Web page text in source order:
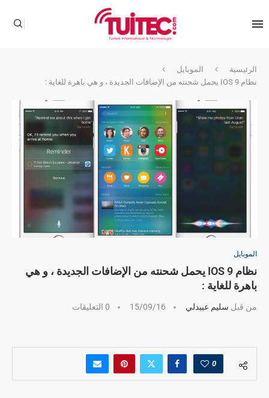
الرئيسية
الموبايل
نظام IOS 9 يحمل شحنته من الإضافات الجديدة ، و هي باهرة للغاية :
الموبايل
نظام IOS 9 يحمل شحنته من الإضافات الجديدة ، و هي
باهرة للغاية :
من قبل سليم عبيدلي 15/09/16 0 التعليقات
0